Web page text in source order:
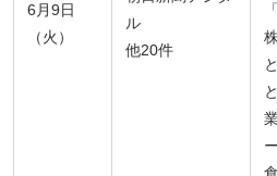
6月9日
（火）
ル
他20件